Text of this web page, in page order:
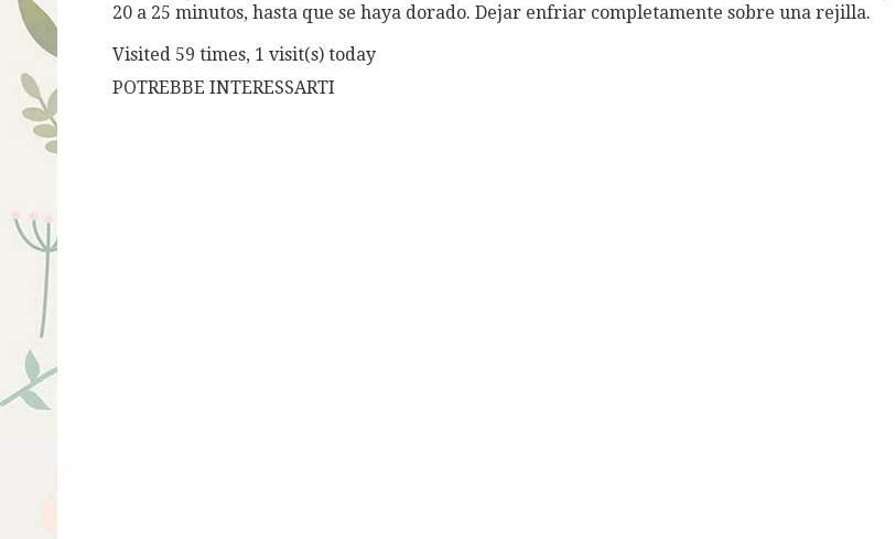
20 a 25 minutos, hasta que se haya dorado. Dejar enfriar completamente sobre una rejilla.
Visited 59 times, 1 visit(s) today
POTREBBE INTERESSARTI